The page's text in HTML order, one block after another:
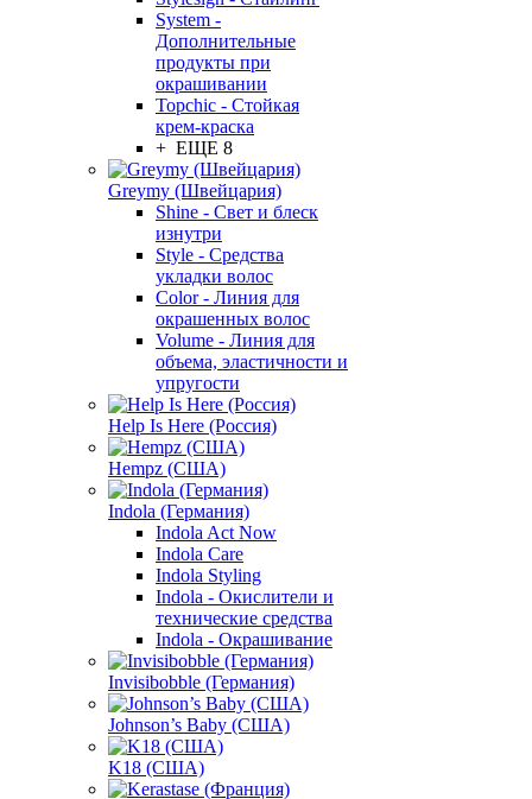
System -
Дополнительные
продукты при
окрашивании
Topchic - Стойкая
крем-краска
+ ЕЩЕ 8
Greymy (Швейцария)
Shine - Свет и блеск
изнутри
Style - Средства
укладки волос
Color - Линия для
окрашенных волос
Volume - Линия для
объема, эластичности и
упругости
Help Is Here (Россия)
Hempz (США)
Indola (Германия)
Indola Act Now
Indola Care
Indola Styling
Indola - Окислители и
технические средства
Indola - Окрашивание
Invisibobble (Германия)
Johnson’s Baby (США)
K18 (США)